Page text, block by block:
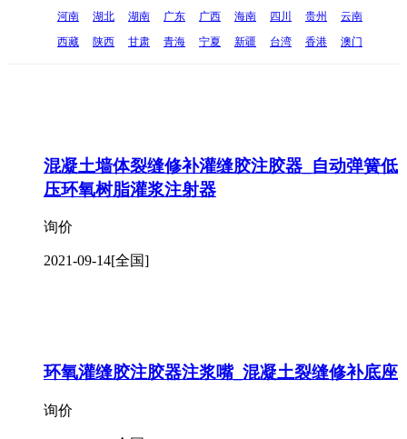
河南
湖北 湖南 广东 广西 海南 四川 贵州
云南
西藏
陕西 甘肃 青海 宁夏 新疆 台湾 香港 澳门
混凝土墙体裂缝修补灌缝胶注胶器_自动弹簧低
压环氧树脂灌浆注射器
询价
2021-09-14[全国]
环氧灌缝胶注胶器注浆嘴_混凝土裂缝修补底座
询价